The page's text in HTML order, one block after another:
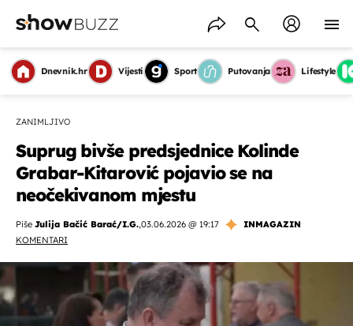
Dnevnik.hr Vijesti Sport Putovanja Lifestyle
ZANIMLJIVO
Suprug bivše predsjednice Kolinde
Grabar-Kitarović pojavio se na
neočekivanom mjestu
Piše Julija Bačić Barać/I.G.,03.06.2026 @ 19:17
INMAGAZIN
KOMENTARI
OMOGUĆI OBAVIJESTI